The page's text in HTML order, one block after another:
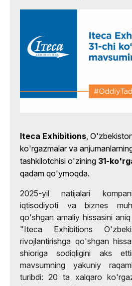
Iteca Exhibitions ,
ko'rgazmalar va
tashkilotchisi o'zining 31-
qadam qo'ymoqda.
2025-yil natijalari
iqtisodiyoti va biznes
qo'shgan amaliy hissasini
"Iteca Exhibitions
rivojlantirishga qo'shgan
shioriga sodiqligini aks
mavsumning yakuniy
turibdi: 20 ta xalqaro